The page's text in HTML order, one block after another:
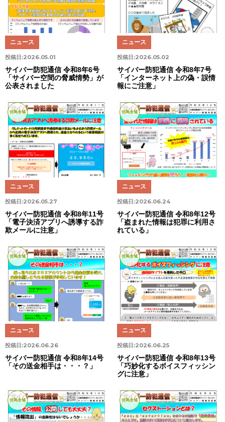
投稿日:2026.05.01
ニュース
サイバー防犯通信 令和8年6号
「サイバー空間の脅威情勢」が
公表されました
投稿日:2026.05.02
ニュース
サイバー防犯通信 令和8年7号
「インターネット上の偽・誤情
報にご注意」
但馬全域
投稿日:2026.05.27
ニュース
サイバー防犯通信 令和8年11号
「電子決済アプリへ誘導する詐
欺メールに注意」
但馬全域
投稿日:2026.06.24
ニュース
サイバー防犯通信 令和8年12号
「盗まれた情報は犯罪に利用さ
れている」
但馬全域
投稿日:2026.06.26
ニュース
サイバー防犯通信 令和8年14号
「その送金相手は・・・？」
但馬全域
投稿日:2026.06.25
ニュース
サイバー防犯通信 令和8年13号
「巧妙化するボイスフィッシン
グに注意」
但馬全域 但馬全域